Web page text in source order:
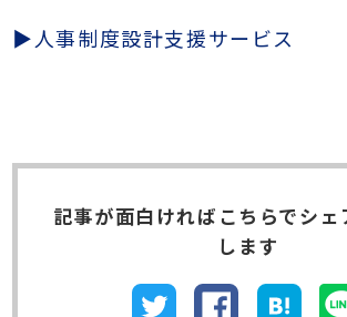
▶人事制度設計支援サービス
記事が⾯⽩ければこちらでシェ
します